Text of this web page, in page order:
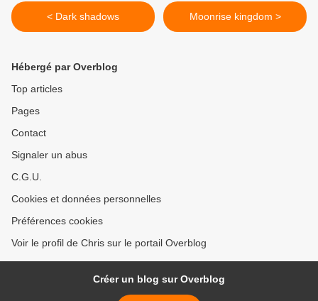
< Dark shadows Moonrise kingdom >
Hébergé par Overblog
Top articles
Pages
Contact
Signaler un abus
C.G.U.
Cookies et données personnelles
Préférences cookies
Voir le profil de Chris sur le portail Overblog
Créer un blog sur Overblog